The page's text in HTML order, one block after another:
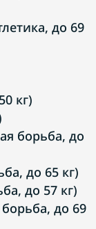
до 69
кг)
борьба, до
до 65 кг)
до 57 кг)
до 69